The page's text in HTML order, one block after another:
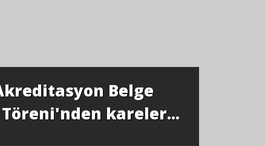
Belge
kareler...